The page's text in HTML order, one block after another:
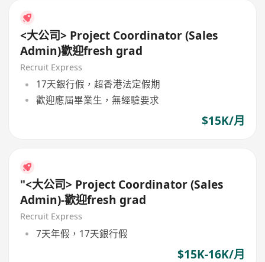
<大公司> Project Coordinator (Sales
Admin)歡迎fresh grad
Recruit Express
17天銀行假，超香港法定假期
歡迎應屆畢業生，無經驗要求
$15K/月
"<大公司> Project Coordinator (Sales
Admin)-歡迎fresh grad
Recruit Express
7天年假，17天銀行假
$15K-16K/月